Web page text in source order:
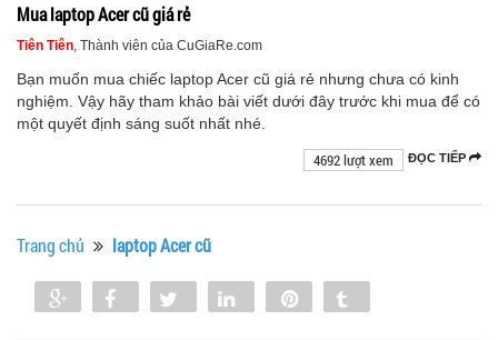
Mua laptop Acer cũ giá rẻ
Tiên Tiên, Thành viên của CuGiaRe.com
Bạn muốn mua chiếc laptop Acer cũ giá rẻ nhưng chưa có kinh
nghiệm. Vậy hãy tham khảo bài viết dưới đây trước khi mua để có
một quyết định sáng suốt nhất nhé.
ĐỌC TIẾP
4692 lượt xem
Trang chủ laptop Acer cũ
Share Share Tweet Share